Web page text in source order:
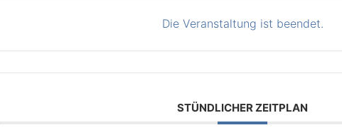
Die Veranstaltung ist beendet.
STÜNDLICHER ZEITPLAN